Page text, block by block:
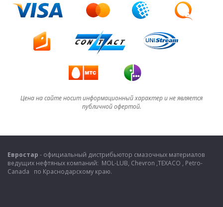
Цена на сайте носит информационный характер и не является
публичной офертой.
Евростар - официальный дистрибьютор смазочных материалов
ведущих нефтяных компаний: MOL-LUB, Chevron ,TEXACO , Petro-
Canada по Краснодарскому краю.